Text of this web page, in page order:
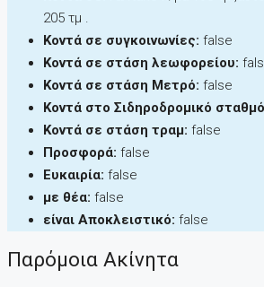
205 τμ .
Κοντά σε συγκοινωνίες: false
Κοντά σε στάση λεωφορείου:
Κοντά σε στάση Μετρό: false
Κοντά στο Σιδηροδρομικό
Κοντά σε στάση τραμ: false
Προσφορά: false
Ευκαιρία: false
με θέα: false
είναι Αποκλειστικό: false
Παρόμοια Ακίνητα